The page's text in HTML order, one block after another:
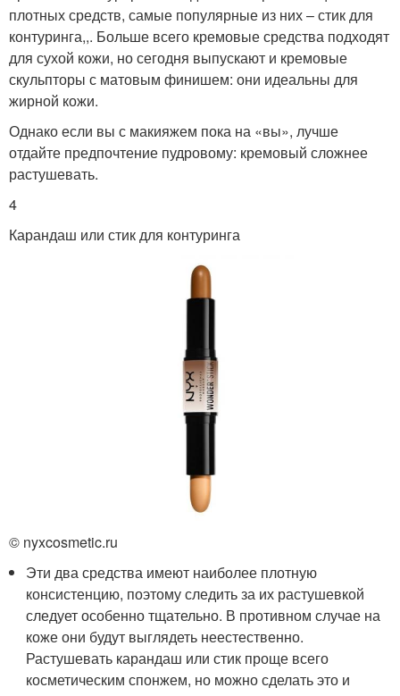
плотных средств, самые популярные из них – стик для
контуринга,,. Больше всего кремовые средства подходят
для сухой кожи, но сегодня выпускают и кремовые
скульпторы с матовым финишем: они идеальны для
жирной кожи.
Однако если вы с макияжем пока на «вы», лучше
отдайте предпочтение пудровому: кремовый сложнее
растушевать.
4
Карандаш или стик для контуринга
© nyxcosmetic.ru
Эти два средства имеют наиболее плотную
консистенцию, поэтому следить за их растушевкой
следует особенно тщательно. В противном случае на
коже они будут выглядеть неестественно.
Растушевать карандаш или стик проще всего
косметическим спонжем, но можно сделать это и